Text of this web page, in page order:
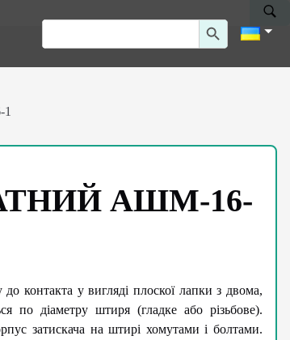
Search
Search Button
АШМ-16-
контакта у вигляді плоскої лапки з двома,
по діаметру штиря (гладке або різьбове).
затискача на штирі хомутами і болтами.